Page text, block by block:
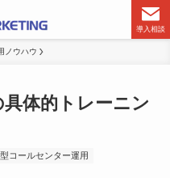
導入相談
ノウハウ
体的トレーニン
コールセンター運用